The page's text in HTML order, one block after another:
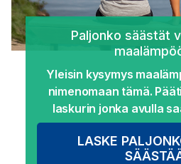
Paljonko säästät
Yleisin kysymys
nimenomaan tämä.
laskurin jonka avulla
LASKE